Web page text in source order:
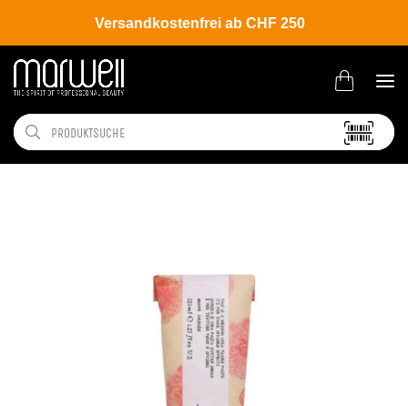
Versandkostenfrei ab CHF 250
Shop Brands Davines More Inside